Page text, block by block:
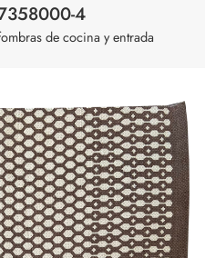
4
de cocina y entrada